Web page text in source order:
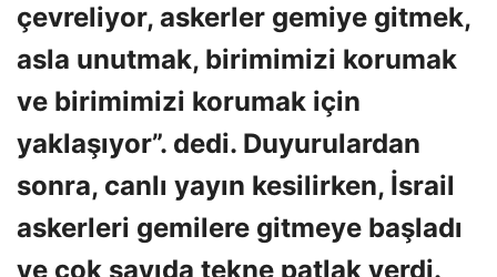
çevreliyor, askerler gemiye gitmek,
asla unutmak, birimimizi korumak
ve birimimizi korumak için
yaklaşıyor”. dedi. Duyurulardan
sonra, canlı yayın kesilirken, İsrail
askerleri gemilere gitmeye başladı
ve çok sayıda tekne patlak verdi.